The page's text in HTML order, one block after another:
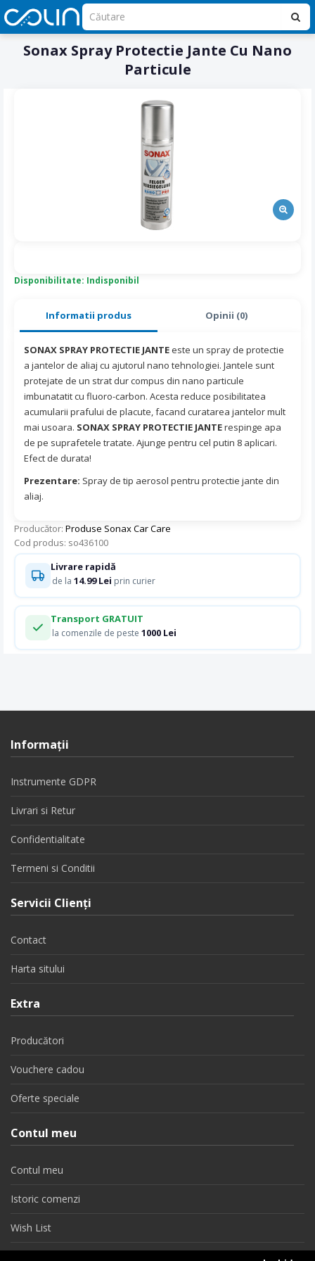
Sonax Spray Protectie Jante Cu Nano
Particule
Informatii produs Opinii (0)
SONAX SPRAY PROTECTIE JANTE este un spray de protectie
a jantelor de aliaj cu ajutorul nano tehnologiei. Jantele sunt
protejate de un strat dur compus din nano particule
imbunatatit cu fluoro-carbon. Acesta reduce posibilitatea
acumularii prafului de placute, facand curatarea jantelor mult
mai usoara. SONAX SPRAY PROTECTIE JANTErespinge apa
de pe suprafetele tratate. Ajunge pentru cel putin 8 aplicari.
Efect de durata!
Prezentare: Spray de tip aerosol pentru protectie jante din
aliaj.
Producător: Produse Sonax Car Care
Cod produs: so436100
Disponibilitate: Indisponibil
Livrare rapidă
de la 14.99 Lei prin curier
Transport GRATUIT
la comenzile de peste 1000 Lei
Informaţii
Instrumente GDPR
Livrari si Retur
Confidentialitate
Termeni si Conditii
Servicii Clienţi
Contact
Harta sitului
Extra
Producători
Vouchere cadou
Oferte speciale
Contul meu
Contul meu
Istoric comenzi
Wish List